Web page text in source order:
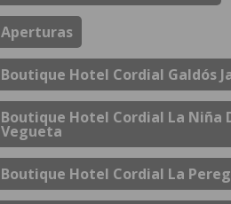
Aperturas
Boutique Hotel Cordial Galdós
Boutique Hotel Cordial La Niña
Vegueta
Boutique Hotel Cordial La